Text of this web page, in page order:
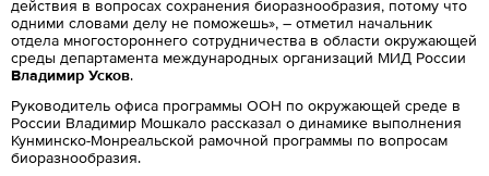
действия в вопросах сохранения биоразнообразия, потому что
одними словами делу не поможешь», – отметил начальник
отдела многостороннего сотрудничества в области окружающей
среды департамента международных организаций МИД России
Владимир Усков.
Руководитель офиса программы ООН по окружающей среде в
России Владимир Мошкало рассказал о динамике выполнения
Кунминско-Монреальской рамочной программы по вопросам
биоразнообразия.